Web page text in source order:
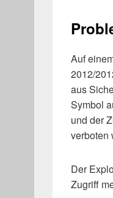
Auf
2012/
aus
Symbol
und der
verboten
Der
Zugriff